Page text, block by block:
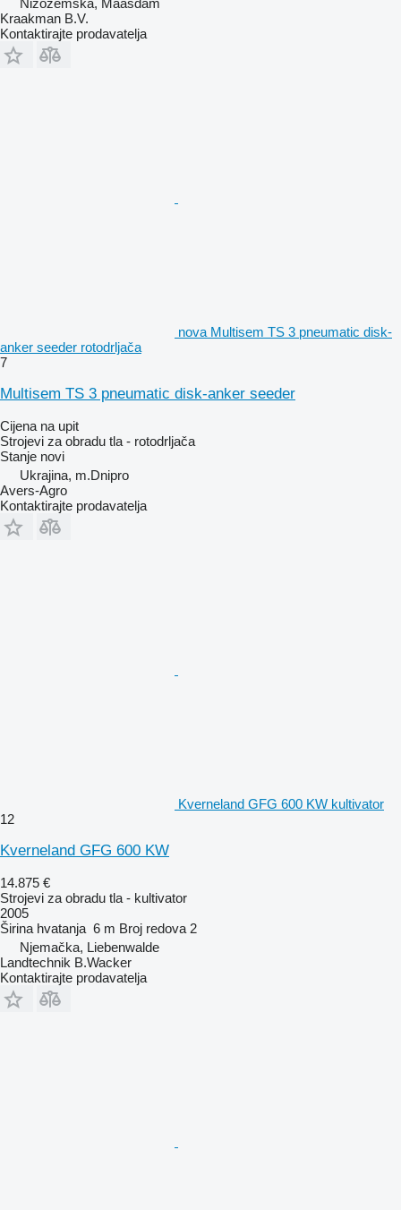
Kraakman B.V.
Kontaktirajte prodavatelja
nova Multisem TS 3 pneumatic disk-
anker seeder rotodrljača
7
Multisem TS 3 pneumatic disk-anker seeder
Cijena na upit
Strojevi za obradu tla - rotodrljača
Stanje novi
Ukrajina, m.Dnipro
Avers-Agro
Kontaktirajte prodavatelja
Kverneland GFG 600 KW kultivator
12
Kverneland GFG 600 KW
14.875 €
Strojevi za obradu tla - kultivator
2005
Širina hvatanja 6 m Broj redova 2
Njemačka, Liebenwalde
Landtechnik B.Wacker
Kontaktirajte prodavatelja